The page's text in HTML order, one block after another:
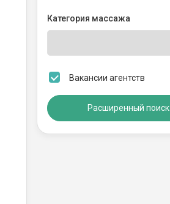
Категория массажа
Вакансии агентств
Расширенный поиск